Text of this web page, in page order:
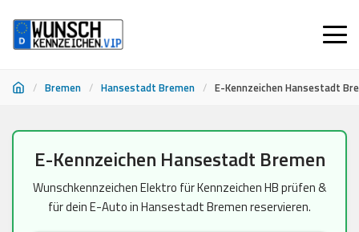
/ Bremen / Hansestadt Bremen / E-Kennzeichen Hansestadt
Inhalt
springen
E-Kennzeichen Hansestadt Bremen
Wunschkennzeichen Elektro für Kennzeichen HB prüfen &
für dein E-Auto in Hansestadt Bremen reservieren.